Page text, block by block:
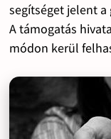
segítséget jelent
A támogatás
módon kerül